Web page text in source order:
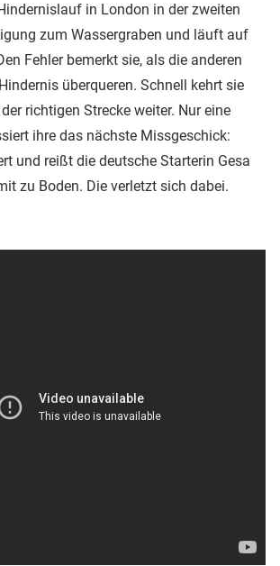
in London in der zweiten
zum Wassergraben und läuft auf
Fehler bemerkt sie, als die anderen
überqueren. Schnell kehrt sie
richtigen Strecke weiter. Nur eine
ihre das nächste Missgeschick:
und reißt die deutsche Starterin Gesa
zu Boden. Die verletzt sich dabei.